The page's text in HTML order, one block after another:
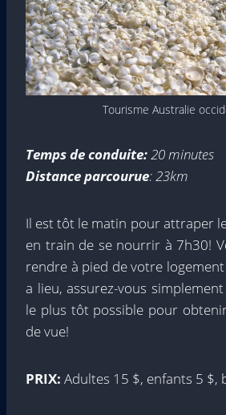
Tourisme Australie
Temps de conduite:20 minutes
Distance parcourue: 23km
Il est tôt le matin pour attraper
en train de se nourrir à 7h30!
rendre à pied de votre
a lieu, assurez-vous
le plus tôt possible pour
de vue!
PRIX: Adultes 15 $, enfants 5 $,